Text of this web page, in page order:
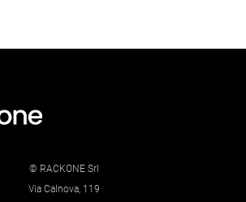
© RACKONE Srl
Via Calnova, 119